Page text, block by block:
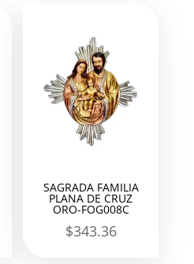
SAGRADA FAMILIA
PLANA DE CRUZ
ORO-FOG008C
$343.36